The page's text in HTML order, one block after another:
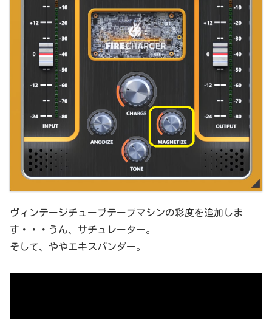
ヴィンテージチューブテープマシンの彩度を追加しま
す・・・うん、サチュレーター。
そして、ややエキスパンダー。